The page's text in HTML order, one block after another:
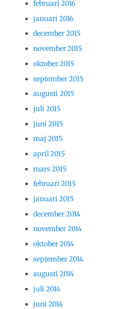
februari 2016
januari 2016
december 2015
november 2015
oktober 2015
september 2015
augusti 2015
juli 2015
juni 2015
maj 2015
april 2015
mars 2015
februari 2015
januari 2015
december 2014
november 2014
oktober 2014
september 2014
augusti 2014
juli 2014
juni 2014